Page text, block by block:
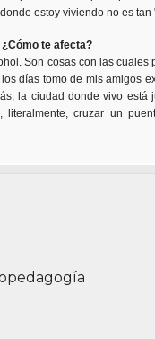
estoy viviendo no es tan
te afecta?
Son cosas con las cuales
días tomo de mis amigos
la ciudad donde vivo está
literalmente, cruzar un